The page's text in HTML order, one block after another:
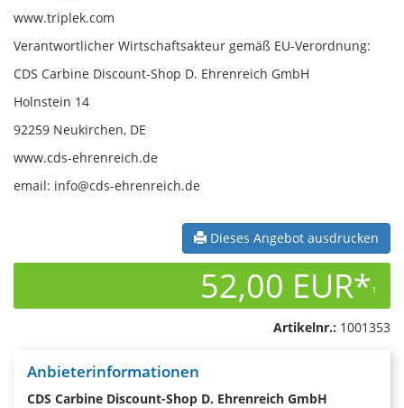
www.triplek.com
Verantwortlicher Wirtschaftsakteur gemäß EU-Verordnung:
CDS Carbine Discount-Shop D. Ehrenreich GmbH
Holnstein 14
92259 Neukirchen, DE
www.cds-ehrenreich.de
email: info@cds-ehrenreich.de
Dieses Angebot ausdrucken
52,00 EUR*1
Artikelnr.: 1001353
Anbieterinformationen
CDS Carbine Discount-Shop D. Ehrenreich GmbH